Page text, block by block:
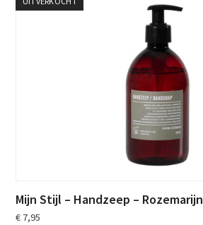
Mijn Stijl – Handzeep – Rozemarijn
€ 7,95